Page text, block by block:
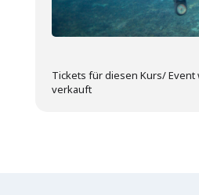
Tickets für diesen Kurs/
verkauft